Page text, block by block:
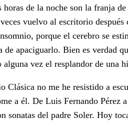
de la noche son la franja de
vuelvo al escritorio después
porque el cerebro se
de apaciguarlo. Bien es verdad
vez el resplandor de una
Clásica no me he resistido a
a él. De Luis Fernando Pérez
sonatas del padre Soler. Hoy